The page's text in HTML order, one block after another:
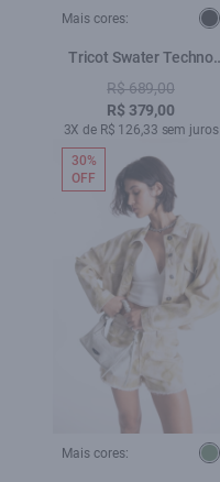
Mais cores:
Tricot Swater Techno
Visco Preto
R$ 689,00
R$ 379,00
3X de R$ 126,33 sem juros
Mais cores:
30%
OFF